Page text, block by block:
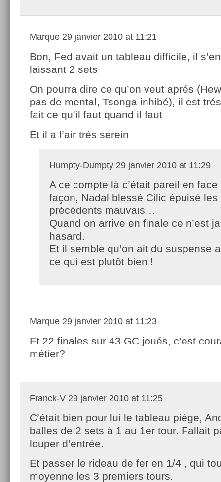
Marque 29 janvier 2010 at 11:21
Bon, Fed avait un tableau difficile, il
laissant 2 sets
On pourra dire ce qu’on veut aprés
pas de mental, Tsonga inhibé), il est
fait ce qu’il faut quand il faut
Et il a l’air trés serein
Humpty-Dumpty 29 janvier 2010 at 11:29
A ce compte là c’était pareil en
façon, Nadal blessé Cilic épuisé les
précédents mauvais…
Quand on arrive en finale ce n’est
hasard.
Et il semble qu’on ait du suspense
ce qui est plutôt bien !
Marque 29 janvier 2010 at 11:23
Et 22 finales sur 43 GC joués, c’est
métier?
Franck-V 29 janvier 2010 at 11:25
C’était bien pour lui le tableau piège,
balles de 2 sets à 1 au 1er tour. Fallait
louper d’entrée.
Et passer le rideau de fer en 1/4 , qui
moyenne les 3 premiers tours.